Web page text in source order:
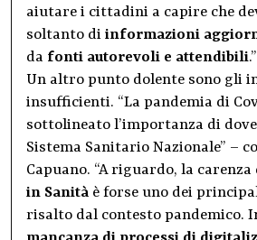
aiutare i cittadini a capire che
soltanto di informazioni
da fonti autorevoli e attendibili.”
Un altro punto dolente sono gli
insufficienti. “La pandemia di
sottolineato l’importanza di
Sistema Sanitario Nazionale” –
Capuano. “A riguardo, la carenza
in Sanità è forse uno dei
risalto dal contesto pandemico.